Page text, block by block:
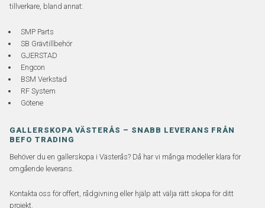
tillverkare, bland annat:
SMP Parts
SB Grävtillbehör
GJERSTAD
Engcon
BSM Verkstad
RF System
Götene
GALLERSKOPA VÄSTERÅS – SNABB LEVERANS FRÅN
BEFO TRADING
Behöver du en gallerskopa i Västerås? Då har vi många modeller klara för
omgående leverans.
Kontakta oss för offert, rådgivning eller hjälp att välja rätt skopa för ditt
projekt.